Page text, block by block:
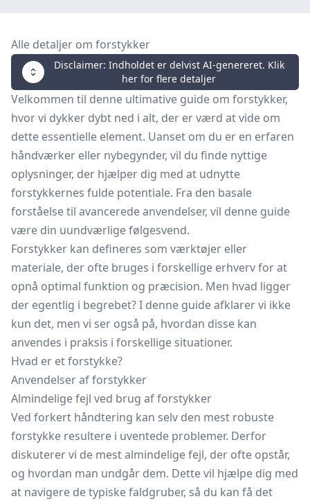
Alle detaljer om forstykker
Disclaimer: Indholdet er delvist AI-genereret. Klik
her for flere detaljer
Velkommen til denne ultimative guide om forstykker,
hvor vi dykker dybt ned i alt, der er værd at vide om
dette essentielle element. Uanset om du er en erfaren
håndværker eller nybegynder, vil du finde nyttige
oplysninger, der hjælper dig med at udnytte
forstykkernes fulde potentiale. Fra den basale
forståelse til avancerede anvendelser, vil denne guide
være din uundværlige følgesvend.
Forstykker kan defineres som værktøjer eller
materiale, der ofte bruges i forskellige erhverv for at
opnå optimal funktion og præcision. Men hvad ligger
der egentlig i begrebet? I denne guide afklarer vi ikke
kun det, men vi ser også på, hvordan disse kan
anvendes i praksis i forskellige situationer.
Hvad er et forstykke?
Anvendelser af forstykker
Almindelige fejl ved brug af forstykker
Ved forkert håndtering kan selv den mest robuste
forstykke resultere i uventede problemer. Derfor
diskuterer vi de mest almindelige fejl, der ofte opstår,
og hvordan man undgår dem. Dette vil hjælpe dig med
at navigere de typiske faldgruber, så du kan få det